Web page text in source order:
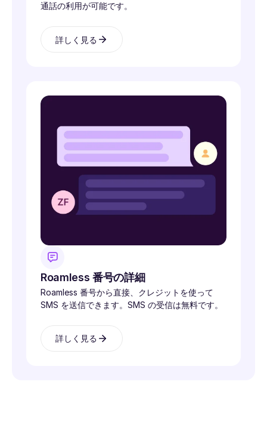
通話の利用が可能です。
詳しく見る
Roamless 番号の詳細
Roamless 番号から直接、クレジットを使って
SMS を送信できます。SMS の受信は無料です。
詳しく見る